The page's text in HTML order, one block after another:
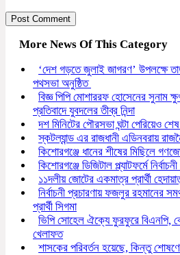
More News Of This Category
‘দেশ গড়তে জুলাই জাগরণ’ উপলক্ষে
পথসভা অনুষ্ঠিত
বিজ্ঞ পিপি মোশাররফ হোসেনের সুনাম
প্রতিবাদে যুবদলের তীব্র নিন্দা
দশ মিনিটের পৌরসভা ঘন্টা পেরিয়েও
স্কটল্যান্ড এর রাজধানী এডিনবরায়
কিশোরগঞ্জে ধানের শীষের মিছিলে
কিশোরগঞ্জে ডিজিটাল প্ল্যাটফর্মে
১১দলীয় জোটের একমাত্র প্রার্থী
নির্বাচনী প্রচারণায় ফজলুর রহমানের
প্রার্থী সিগমা
ভিপি সোহেল ঐক্যে ফুরফুরে বিএনপি,
খেলাফত
শাসকের পরিবর্তন হয়েছে, কিন্তু